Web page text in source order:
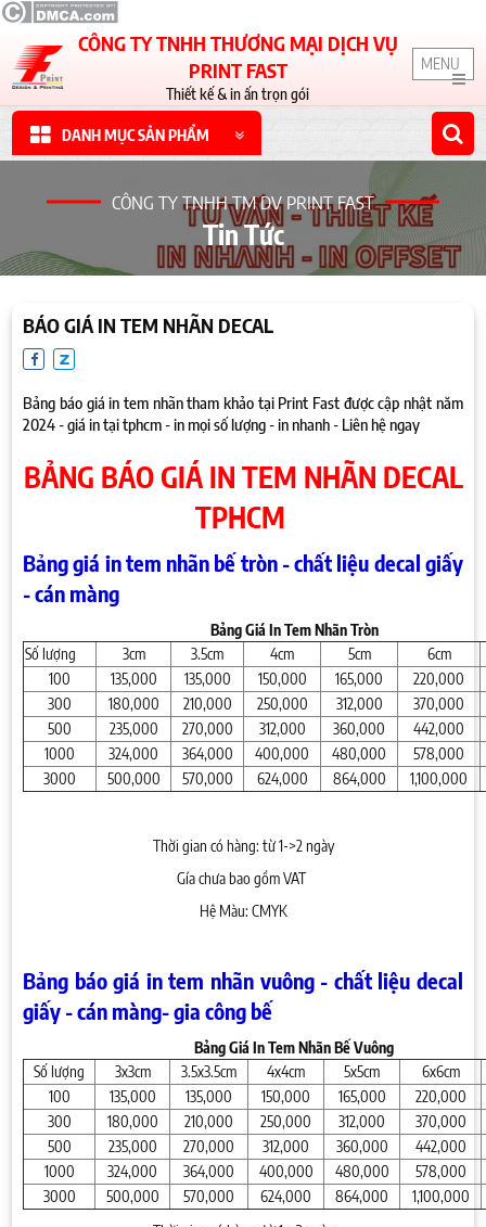
CÔNG TY TNHH THƯƠNG MẠI DỊCH VỤ
PRINT FAST
Thiết kế & in ấn trọn gói
MENU
DANH MỤC SẢN PHẨM
CÔNG TY TNHH TM DV PRINT FAST
Tin Tức
BÁO GIÁ IN TEM NHÃN DECAL
Bảng báo giá in tem nhãn tham khảo tại Print Fast được cập nhật năm
2024 - giá in tại tphcm - in mọi số lượng - in nhanh - Liên hệ ngay
BẢNG BÁO GIÁ IN TEM NHÃN DECAL
TPHCM
Bảng giá in tem nhãn bế tròn - chất liệu decal giấy
- cán màng
Bảng Giá In Tem Nhãn Tròn
Số lượng
3cm 3.5cm 4cm 5cm
6cm
100
135,000 135,000 150,000 165,000
220,000
300
180,000 210,000 250,000 312,000
370,000
500
235,000 270,000 312,000 360,000
442,000
1000
324,000 364,000 400,000 480,000
578,000
3000
500,000 570,000 624,000 864,000 1,100,000
Thời gian có hàng: từ 1->2 ngày
Gía chưa bao gồm VAT
Hệ Màu: CMYK
Bảng báo giá in tem nhãn vuông - chất liệu decal
giấy - cán màng- gia công bế
Bảng Giá In Tem Nhãn Bế Vuông
Số lượng
3x3cm 3.5x3.5cm 4x4cm 5x5cm
6x6cm
100
135,000 135,000 150,000 165,000
220,000
300
180,000 210,000 250,000 312,000
370,000
500
235,000 270,000 312,000 360,000
442,000
1000
324,000 364,000 400,000 480,000
578,000
3000
500,000 570,000 624,000 864,000
1,100,000